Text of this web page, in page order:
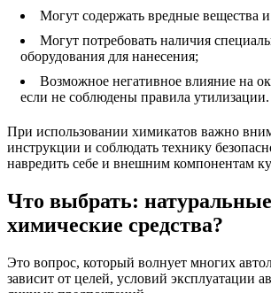
Могут содержать вредные вещества и
Могут потребовать наличия
оборудования для нанесения;
Возможное негативное влияние на
если не соблюдены правила утилизации.
При использовании химикатов важно
инструкции и соблюдать технику
навредить себе и внешним компонентам
Что выбрать:
химические средства?
Это вопрос, который волнует многих
зависит от целей, условий эксплуатации